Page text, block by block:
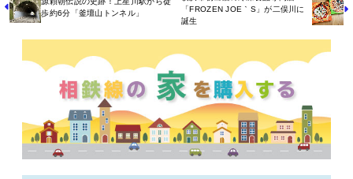
歩約6分「釜壇山トンネル」
「FROZEN JOE｀S」が二俣川に
誕生